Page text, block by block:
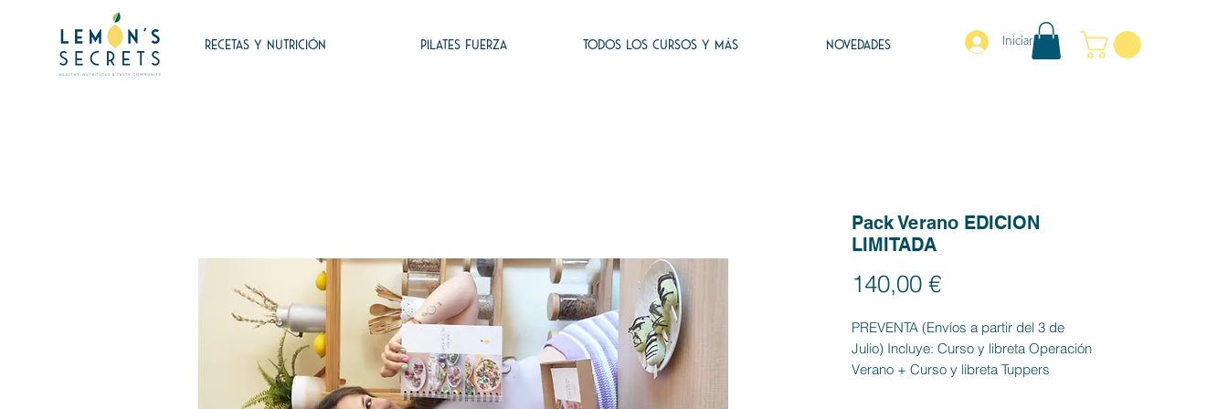
RECETAS Y NUTRICIÓN PILATES FUERZA TODOS LOS CURSOS Y MÁS NOVEDADES Iniciar sesión
Pack Verano EDICION
LIMITADA
140,00 €Precio
PREVENTA (Envíos a partir del 3 de
Julio) Incluye: Curso y libreta Operación
Verano + Curso y libreta Tuppers